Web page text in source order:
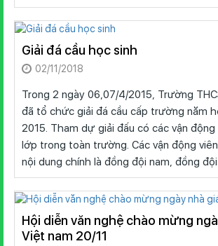
Giải đá cầu học sinh
02/11/2018
Trong 2 ngày 06,07/4/2015, Trường
đã tổ chức giải đá cầu cấp trường năm
2015. Tham dự giải đấu có các vận
lớp trong toàn trường. Các vận động
nội dung chính là đồng đội nam, đồng đội
Hội diễn văn nghệ chào mừng
Việt nam 20/11